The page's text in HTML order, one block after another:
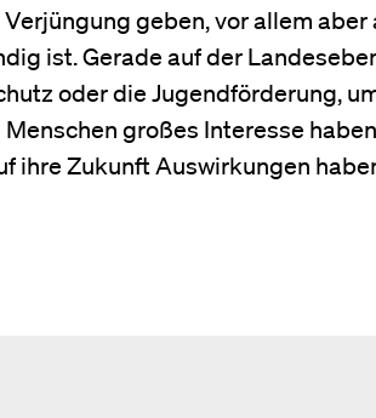
geben, vor allem aber
ist. Gerade auf der
oder die Jugendförderung,
großes Interesse haben
ihre Zukunft Auswirkungen